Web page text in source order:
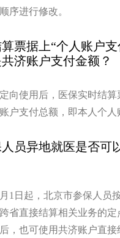
序进行修改。
票据上“个人账户
济账户支付金额？
使用后，医保实时结算
户支付总额，即本人个
员异地就医是否可
日起，北京市参保人员
省直接结算相关业务的
，也可使用共济账户直接